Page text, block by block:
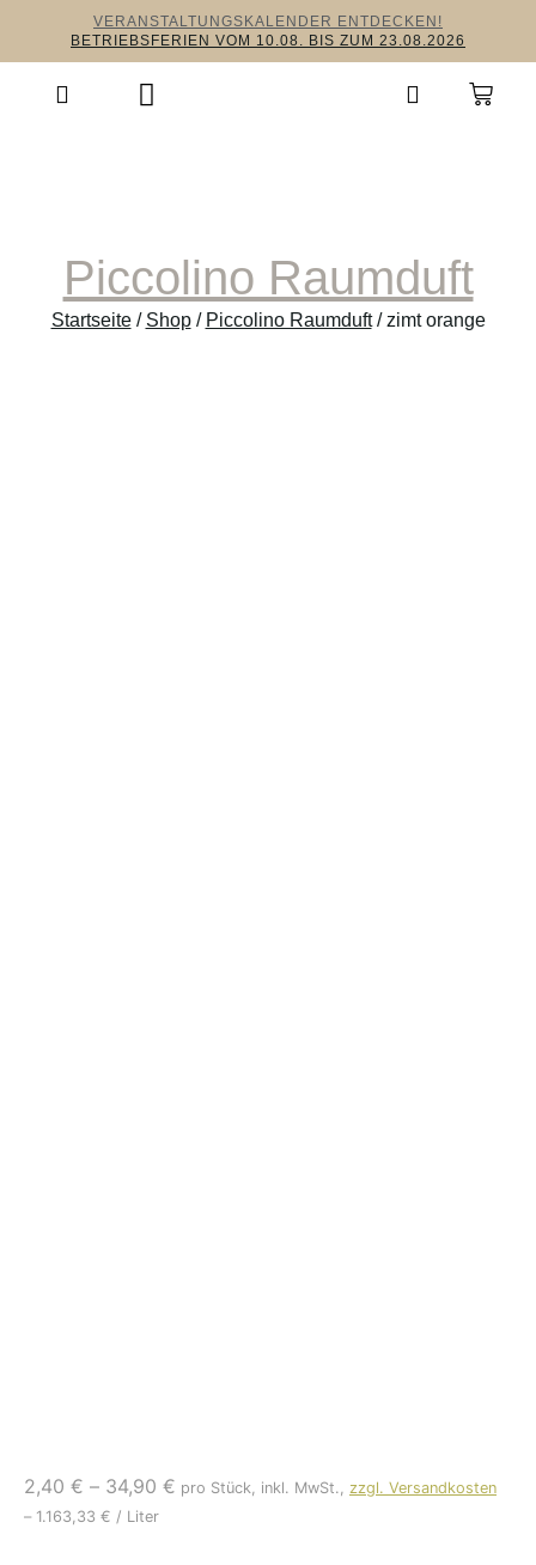
VERANSTALTUNGSKALENDER ENTDECKEN!
BETRIEBSFERIEN VOM 10.08. BIS ZUM 23.08.2026
Piccolino Raumduft
Startseite/ Shop/ Piccolino Raumduft/ zimt orange
2,40 € – 34,90 € pro Stück, inkl. MwSt., zzgl. Versandkosten
– 1.163,33 € / Liter